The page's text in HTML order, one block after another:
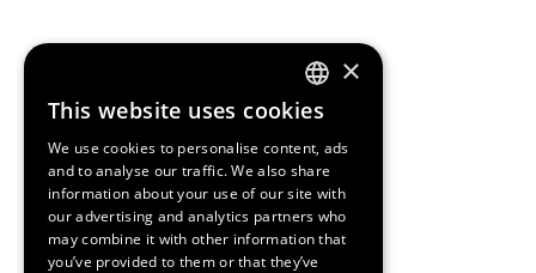
ENGLISH
SPANISH
CATALAN
×
This website uses cookies
We use cookies to personalise content, ads
and to analyse our traffic. We also share
information about your use of our site with
our advertising and analytics partners who
may combine it with other information that
you’ve provided to them or that they’ve